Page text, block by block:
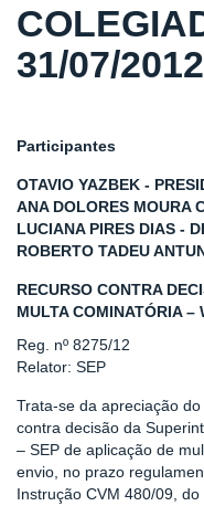
31/07/2012
Participantes
OTAVIO YAZBEK -
ANA DOLORES MOURA
LUCIANA PIRES DIAS -
ROBERTO TADEU
RECURSO CONTRA
MULTA COMINATÓRIA
Reg. nº 8275/12
Relator: SEP
Trata-se da apreciação
contra decisão da
– SEP de aplicação de
envio, no prazo
Instrução CVM 480/09,